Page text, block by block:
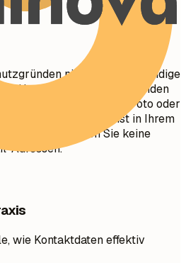
nicht Ihre vollständige
Hausnummer) an. Vermeiden
Familienstand, Alter, Foto oder
es sei denn, dies ist in Ihrem
Verwenden Sie keine
Adressen.
wie Kontaktdaten effektiv